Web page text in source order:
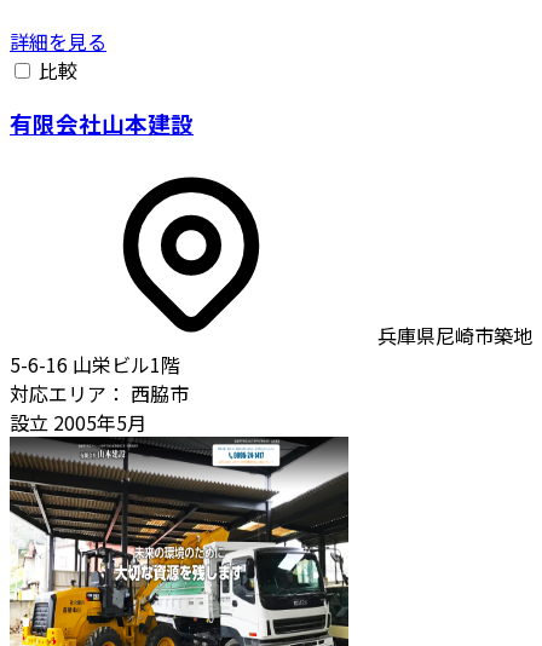
詳細を見る
比較
有限会社山本建設
兵庫県尼崎市築地
5-6-16 山栄ビル1階
対応エリア： 西脇市
設立 2005年5月